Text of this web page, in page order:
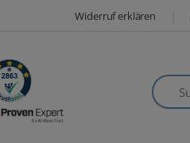
Widerruf erklären
Suchen